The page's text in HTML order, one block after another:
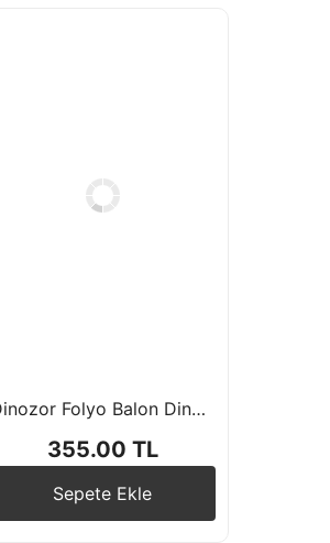
Dinozor Folyo Balon Dinozor Baskılı Balon Doğum Günü Balon Seti
355.00 TL
Sepete Ekle